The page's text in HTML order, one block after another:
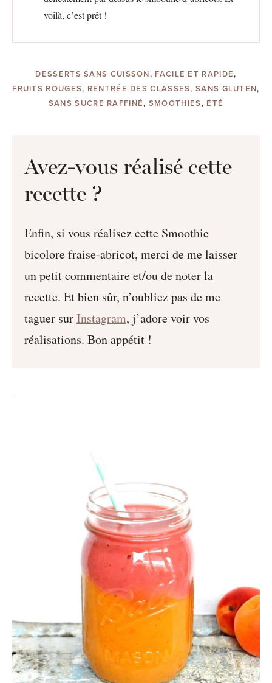
voilà, c’est prêt !
DESSERTS SANS CUISSON, FACILE ET RAPIDE,
FRUITS ROUGES, RENTRÉE DES CLASSES,SANS GLUTEN,
SANS SUCRE RAFFINÉ, SMOOTHIES, ÉTÉ
Avez-vous réalisé cette
recette ?
Enfin, si vous réalisez cette Smoothie
bicolore fraise-abricot, merci de me laisser
un petit commentaire et/ou de noter la
recette. Et bien sûr, n’oubliez pas de me
taguer surInstagram, j’adore voir vos
réalisations. Bon appétit !